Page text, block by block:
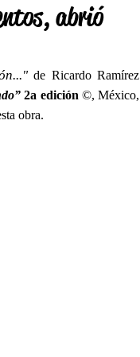
abrió
de Ricardo Ramírez
2a edición ©, México,
obra.